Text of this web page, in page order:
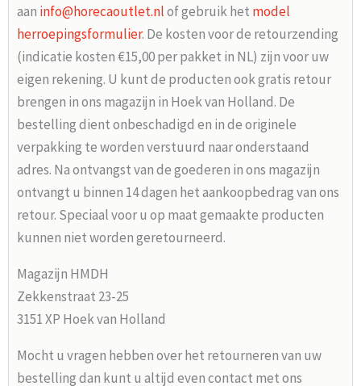
aan info@horecaoutlet.nlof gebruik het model
herroepingsformulier. De kosten voor de retourzending
(indicatie kosten €15,00 per pakket in NL) zijn voor uw
eigen rekening. U kunt de producten ook gratis retour
brengen in ons magazijn in Hoek van Holland. De
bestelling dient onbeschadigd en in de originele
verpakking te worden verstuurd naar onderstaand
adres. Na ontvangst van de goederen in ons magazijn
ontvangt u binnen 14 dagen het aankoopbedrag van ons
retour. Speciaal voor u op maat gemaakte producten
kunnen niet worden geretourneerd.
Magazijn HMDH
Zekkenstraat 23-25
3151 XP Hoek van Holland
Mocht u vragen hebben over het retourneren van uw
bestelling dan kunt u altijd even contact met ons